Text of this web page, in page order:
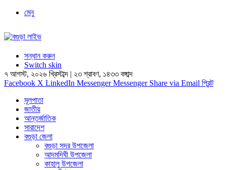
মেনু
সন্ধান করুন
Switch skin
৭ আগস্ট, ২০২৬ খ্রিস্টাব্দ | ২৩ শ্রাবণ, ১৪৩৩ বঙ্গাব্দ
Facebook X LinkedIn Messenger Messenger Share via Email প্রিন্ট
মূলপাতা
জাতীয়
আন্তর্জাতিক
সারাদেশ
বগুড়া জেলা
বগুড়া সদর উপজেলা
আদমদিঘী উপজেলা
কাহালু উপজেলা